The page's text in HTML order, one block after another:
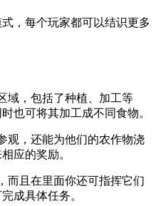
，每个玩家都可以结识更多
域，包括了种植、加工等
也可将其加工成不同食物。
观，还能为他们的农作物浇
应的奖励。
而且在里面你还可指挥它们
成具体任务。